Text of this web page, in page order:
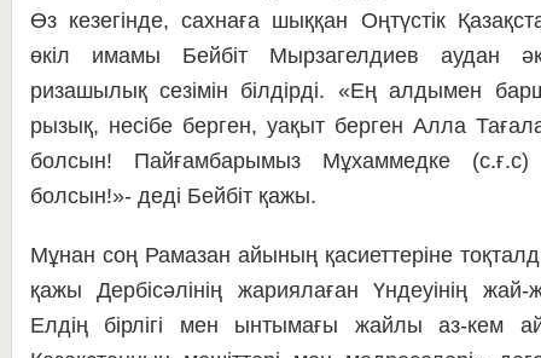
Өз кезегінде, сахнаға шыққан Оңтүстік
өкіл имамы Бейбіт Мырзагелдиев аудан
ризашылық сезімін білдірді. «Ең алдымен
рызық, несібе берген, уақыт берген Алла
болсын! Пайғамбарымыз Мұхаммедке
болсын!»- деді Бейбіт қажы.
Мұнан соң Рамазан айының қасиеттеріне
қажы Дербісәлінің жариялаған Үндеуінің
Елдің бірлігі мен ынтымағы жайлы аз-кем